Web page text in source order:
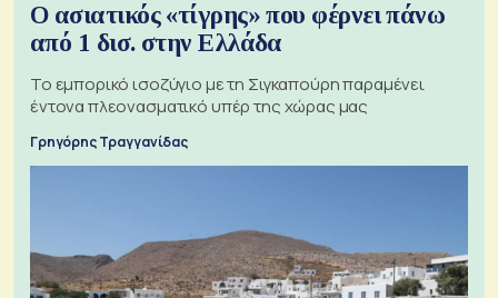
Ο ασιατικός «τίγρης» που φέρνει πάνω
από 1 δισ. στην Ελλάδα
Το εμπορικό ισοζύγιο με τη Σιγκαπούρη παραμένει
έντονα πλεονασματικό υπέρ της χώρας μας
Γρηγόρης Τραγγανίδας